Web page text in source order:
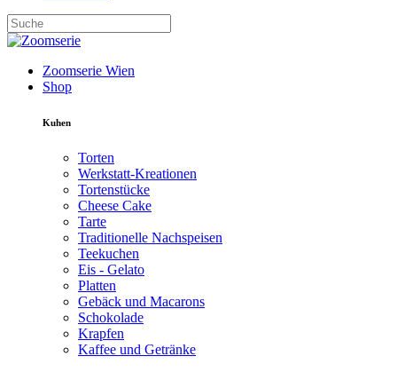
Zoomserie Wien
Shop
Kuhen
Torten
Werkstatt-Kreationen
Tortenstücke
Cheese Cake
Tarte
Traditionelle Nachspeisen
Teekuchen
Eis - Gelato
Platten
Gebäck und Macarons
Schokolade
Krapfen
Kaffee und Getränke